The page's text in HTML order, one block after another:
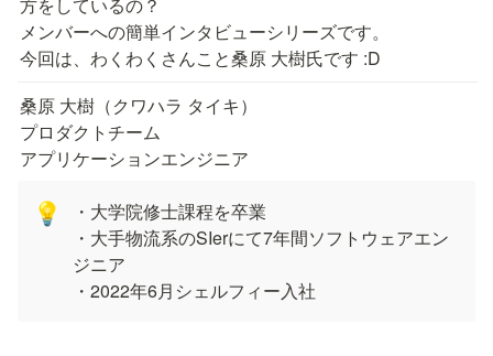
メンバーへの簡単インタビューシリーズです。
今回は、わくわくさんこと桑原 大樹氏です :D
桑原 大樹（クワハラ タイキ）
プロダクトチーム
アプリケーションエンジニア
💡
・大学院修士課程を卒業
・大手物流系のSIerにて7年間ソフトウェアエン
ジニア
・2022年6月シェルフィー入社